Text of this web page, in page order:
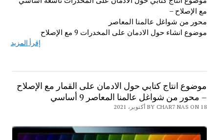
مع الإصلاح –
محور من شواغل عالمنا المعاصر
موضوع انشاء حول الادمان على المخدرات 9 مع الإصلاح
إقرأ المزيد
موضوع انتاج كتابي حول الادمان على القمار مع الإصلاح
– محور من شواغل عالمنا المعاصر 9 أساسي
BY CHAR7 NAS ON 18 أكتوبر، 2021